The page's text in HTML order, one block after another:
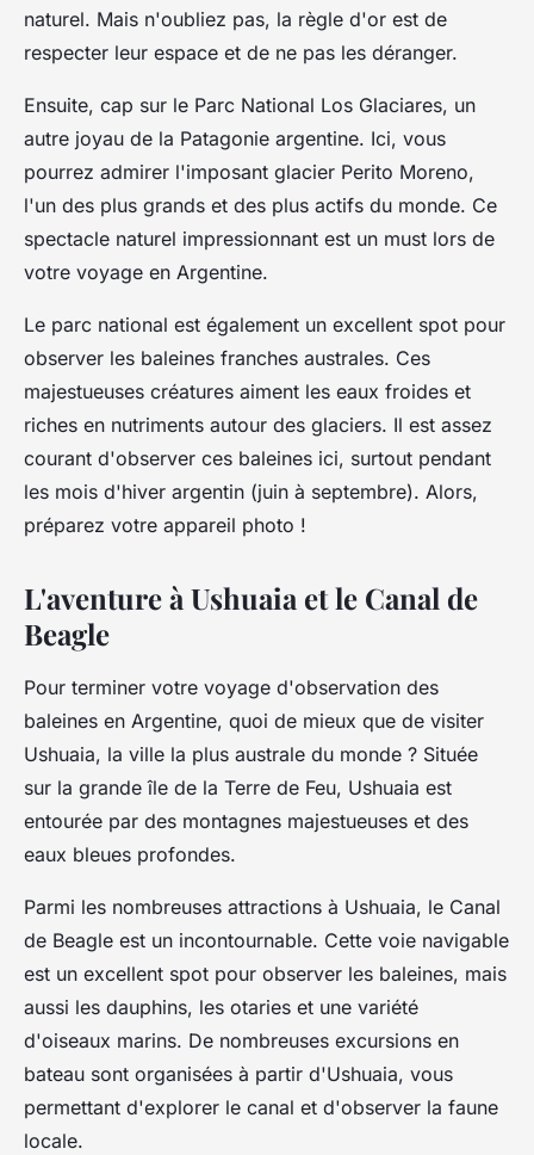
naturel. Mais n'oubliez pas, la règle d'or est de
respecter leur espace et de ne pas les déranger.
Ensuite, cap sur le Parc National Los Glaciares, un
autre joyau de la Patagonie argentine. Ici, vous
pourrez admirer l'imposant glacier Perito Moreno,
l'un des plus grands et des plus actifs du monde. Ce
spectacle naturel impressionnant est un must lors de
votre voyage en Argentine.
Le parc national est également un excellent spot pour
observer les baleines franches australes. Ces
majestueuses créatures aiment les eaux froides et
riches en nutriments autour des glaciers. Il est assez
courant d'observer ces baleines ici, surtout pendant
les mois d'hiver argentin (juin à septembre). Alors,
préparez votre appareil photo !
L'aventure à Ushuaia et le Canal de
Beagle
Pour terminer votre voyage d'observation des
baleines en Argentine, quoi de mieux que de visiter
Ushuaia, la ville la plus australe du monde ? Située
sur la grande île de la Terre de Feu, Ushuaia est
entourée par des montagnes majestueuses et des
eaux bleues profondes.
Parmi les nombreuses attractions à Ushuaia, le Canal
de Beagle est un incontournable. Cette voie navigable
est un excellent spot pour observer les baleines, mais
aussi les dauphins, les otaries et une variété
d'oiseaux marins. De nombreuses excursions en
bateau sont organisées à partir d'Ushuaia, vous
permettant d'explorer le canal et d'observer la faune
locale.